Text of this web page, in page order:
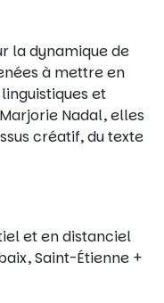
la dynamique de
à mettre en
et
Nadal, elles
créatif, du texte
et en distanciel
Saint-Étienne +